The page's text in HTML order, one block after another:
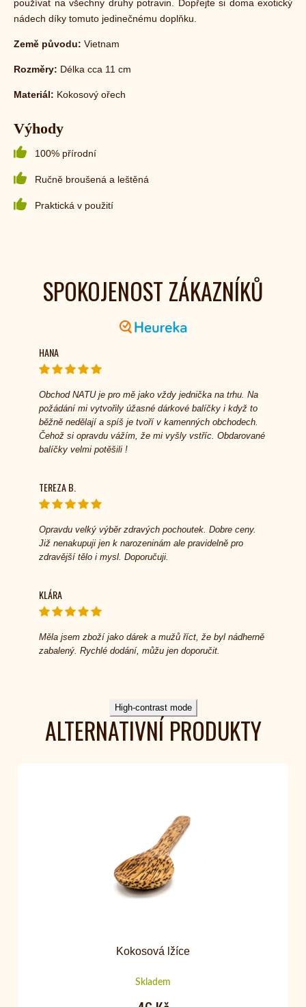
používat na všechny druhy potravin. Dopřejte si doma exotický
nádech díky tomuto jedinečnému doplňku.
Země původu: Vietnam
Rozměry: Délka cca 11 cm
Materiál: Kokosový ořech
Výhody
100% přírodní
Ručně broušená a leštěná
Praktická v použití
SPOKOJENOST ZÁKAZNÍKŮ
HANA
Obchod NATU je pro mě jako vždy jednička na trhu. Na
požádání mi vytvořily úžasné dárkové balíčky i když to
běžně nedělají a spíš je tvoří v kamenných obchodech.
Čehož si opravdu vážím, že mi vyšly vstříc. Obdarované
balíčky velmi potěšili !
TEREZA B.
Opravdu velký výběr zdravých pochoutek. Dobre ceny.
Již nenakupuji jen k narozeninám ale pravidelně pro
zdravější tělo i mysl. Doporučuji.
KLÁRA
Měla jsem zboží jako dárek a mužů říct, že byl nádherně
zabalený. Rychlé dodání, můžu jen doporučit.
High-contrast mode
ALTERNATIVNÍ PRODUKTY
Kokosová lžíce
Skladem